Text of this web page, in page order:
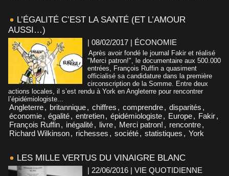
L’ÉGALITÉ C’EST LA SANTÉ (ET L’AMOUR
AUSSI…)
| 08/02/2017 | ÉCONOMIE
Après avoir fondé le journal Fakir et réalisé
"Merci patron!", le documentaire aux 500.000
entrées, François Ruffin a quasiment
officialisé sa candidature dans la première
circonscription de la Somme. Entre deux
actions locales, il s’est rendu à York en Angleterre pour rencontrer
l’épidémiologiste...
Angleterre, britannique, chiffres , comprendre, disparités ,
économie, égalité, entretien, épidémiologiste, Europe, Fakir,
François Ruffin, inégalité, livre, Merci patron! , rencontre,
Richard Wilkinson, richesses , société, statistiques , York
LES MILLE VERTUS DU VINAIGRE BLANC
| 22/06/2016 | VIE QUOTIDIENNE